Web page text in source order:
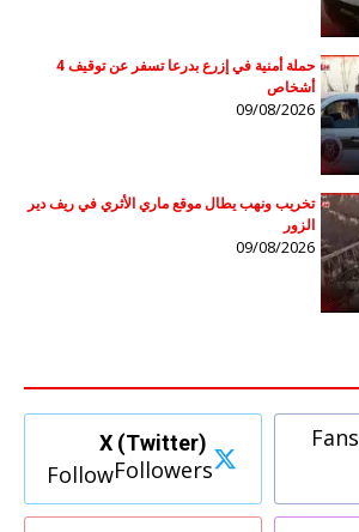
حملة أمنية في إزرع بدرعا تسفر عن توقيف 4
أشخاص
09/08/2026
تخريب ونهب يطال موقع ماري الأثري في ريف دير
الزور
09/08/2026
Fans
X (Twitter)
Followers
Follow